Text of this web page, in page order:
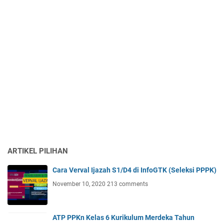
ARTIKEL PILIHAN
Cara Verval Ijazah S1/D4 di InfoGTK (Seleksi PPPK)
November 10, 2020 213 comments
ATP PPKn Kelas 6 Kurikulum Merdeka Tahun